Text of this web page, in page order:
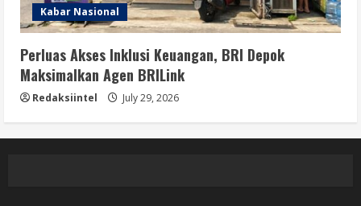
Kabar Nasional
Perluas Akses Inklusi Keuangan, BRI Depok
Maksimalkan Agen BRILink
Redaksiintel July 29, 2026